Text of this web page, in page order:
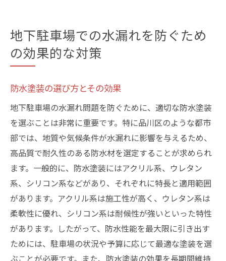
地下駐車場での水漏れを防ぐため
の効果的な対策
防水塗装の選び方とその効果
地下駐車場の水漏れ問題を防ぐために、適切な防水塗装
を選ぶことは非常に重要です。特に品川区のような都市
部では、地質や気候条件が水漏れに影響を与えるため、
高品質で耐久性のある防水材を選定することが求められ
ます。一般的に、防水塗装にはアクリル系、ウレタン
系、シリコン系などがあり、それぞれに特長と適用範囲
があります。アクリル系は施工性が高く、ウレタン系は
柔軟性に優れ、シリコン系は耐候性が強いといった特性
があります。したがって、防水性能を最大限に引き出す
ためには、駐車場の状況や予算に応じて最適な塗装を選
ぶことが必要です。また、防水塗装の効果を長期間維持